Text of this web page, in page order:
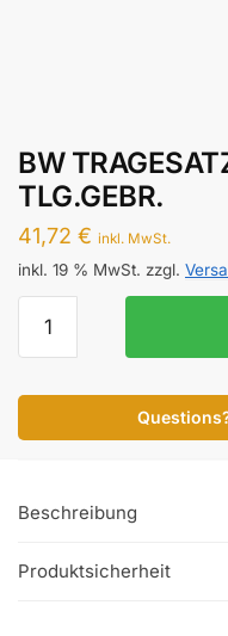
BW
TLG.GEBR.
41,72 € inkl. MwSt.
inkl. 19 % MwSt. zzgl.
TRAGESATZ
STANDARD
Beschreibung
Produktsicherheit